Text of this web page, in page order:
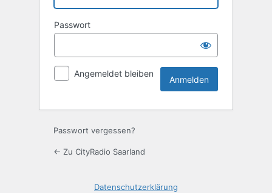
Passwort
Angemeldet bleiben
Passwort vergessen?
← Zu CityRadio Saarland
Datenschutzerklärung